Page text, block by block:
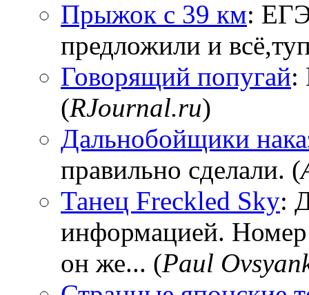
Прыжок с 39 км:
предложили и
Говорящий попугай:
(RJournal.ru)
Дальнобойщики
правильно сделали. (
Танец Freckled Sky:
информацией.
он же... (Paul